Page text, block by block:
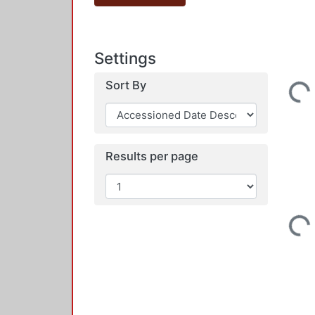
Settings
Sort By
Results per page
Loading...
Loading...